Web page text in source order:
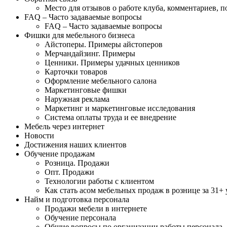
Место для отзывов о работе клуба, комментариев,
FAQ – Часто задаваемые вопросы
FAQ – Часто задаваемые вопросы
Фишки для мебельного бизнеса
Айстоперы. Примеры айстоперов
Мерчандайзинг. Примеры
Ценники. Примеры удачных ценников
Карточки товаров
Оформление мебельного салона
Маркетинговые фишки
Наружная реклама
Маркетинг и маркетинговые исследования
Система оплаты труда и ее внедрение
Мебель через интернет
Новости
Достижения наших клиентов
Обучение продажам
Розница. Продажи
Опт. Продажи
Технологии работы с клиентом
Как стать асом мебельных продаж в рознице за 31+
Найм и подготовка персонала
Продажи мебели в интернете
Обучение персонала